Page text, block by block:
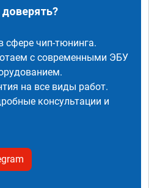
сфере чип-тюнинга.
с современными ЭБУ
на все виды работ.
консультации и